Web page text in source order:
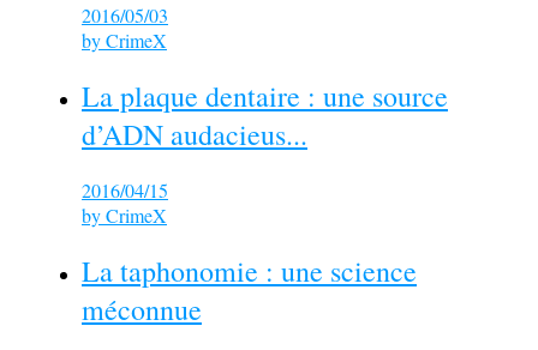
2016/05/03
byCrimeX
La plaque dentaire : une source
d’ADN audacieus...
2016/04/15
byCrimeX
La taphonomie : une science
méconnue